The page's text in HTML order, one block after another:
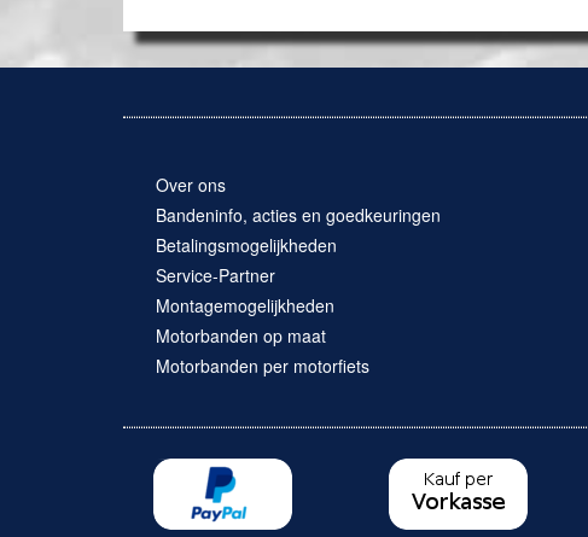
Over ons
Bandeninfo, acties en goedkeuringen
Betalingsmogelijkheden
Service-Partner
Montagemogelijkheden
Motorbanden op maat
Motorbanden per motorfiets